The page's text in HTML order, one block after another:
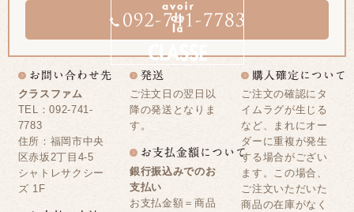
クラスファム
TEL：092-741-
7783
住所：福岡市中央
区赤坂2丁目4-5
シャトレサクシー
ズ 1F
ご注文日の翌日以
降の発送となりま
す。
銀行振込みでのお
支払い
お支払金額＝商品
ご注文の確認にタ
イムラグが生じる
など、まれにオー
ダーに重複が発生
する場合がござい
ます。この場合、
ご注文いただいた
商品の在庫がなく